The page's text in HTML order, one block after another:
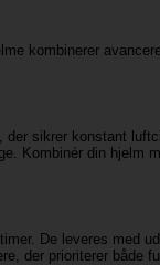
kombinerer
sikrer konstant
Kombinér din hjelm
De leveres med
der prioriterer både